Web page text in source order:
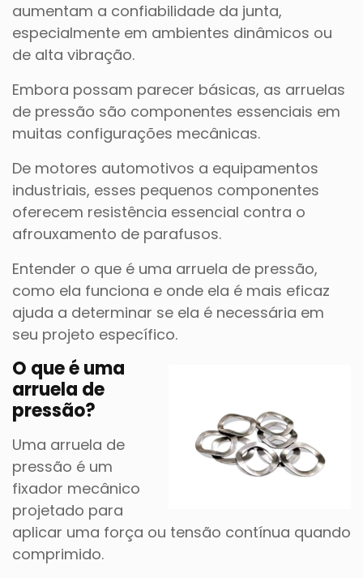
aumentam a confiabilidade da junta,
especialmente em ambientes dinâmicos ou
de alta vibração.
Embora possam parecer básicas, as arruelas
de pressão são componentes essenciais em
muitas configurações mecânicas.
De motores automotivos a equipamentos
industriais, esses pequenos componentes
oferecem resistência essencial contra o
afrouxamento de parafusos.
Entender o que é uma arruela de pressão,
como ela funciona e onde ela é mais eficaz
ajuda a determinar se ela é necessária em
seu projeto específico.
O que é uma
arruela de
pressão?
Uma arruela de
pressão é um
fixador mecânico
projetado para
aplicar uma força ou tensão contínua quando
comprimido.